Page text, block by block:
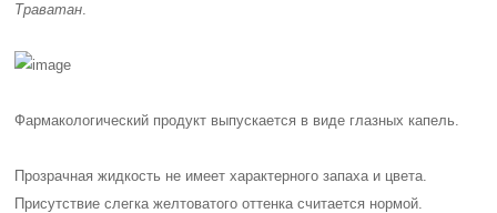
Траватан.
Фармакологический продукт выпускается в виде глазных капель.
Прозрачная жидкость не имеет характерного запаха и цвета.
Присутствие слегка желтоватого оттенка считается нормой.